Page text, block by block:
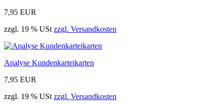
7,95 EUR
zzgl. 19 % USt zzgl. Versandkosten
Analyse Kundenkarteikarten
7,95 EUR
zzgl. 19 % USt zzgl. Versandkosten